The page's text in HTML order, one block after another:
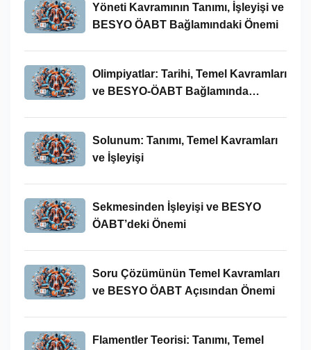
Yöneti Kavramının Tanımı, İşleyişi ve
BESYO ÖABT Bağlamındaki Önemi
Olimpiyatlar: Tarihi, Temel Kavramları
ve BESYO-ÖABT Bağlamında
Solunum: Tanımı, Temel Kavramları
ve İşleyişi
Sekmesinden İşleyişi ve BESYO
ÖABT’deki Önemi
Soru Çözümünün Temel Kavramları
ve BESYO ÖABT Açısından Önemi
Flamentler Teorisi: Tanımı, Temel